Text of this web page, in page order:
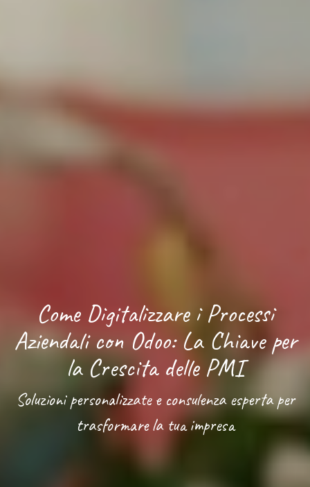
Come Digitalizzare i Processi
Aziendali con Odoo: La Chiave per
la Crescita delle PMI
Soluzioni personalizzate e consulenza esperta per
trasformare la tua impresa